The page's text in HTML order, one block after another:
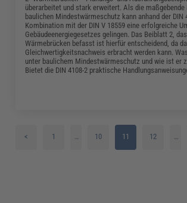
überarbeitet und stark erweitert. Als die
baulichen Mindestwärmeschutz kann anhand der DIN
Kombination mit der DIN V 18559 eine erfolgreiche
Gebäudeenergiegesetzes gelingen. Das Beiblatt 2,
Wärmebrücken befasst ist hierfür entscheidend, da
Gleichwertigkeitsnachweis erbracht werden kann.
unter baulichem Mindestwärmeschutz und wie ist er
Bietet die DIN 4108-2 praktische
< 1 … 10 11 12 …